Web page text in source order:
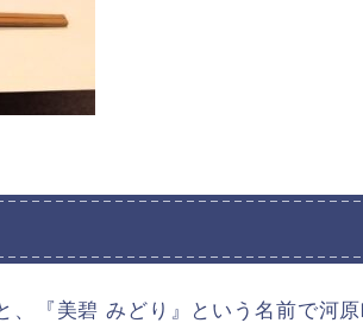
、『美碧 みどり』という名前で河